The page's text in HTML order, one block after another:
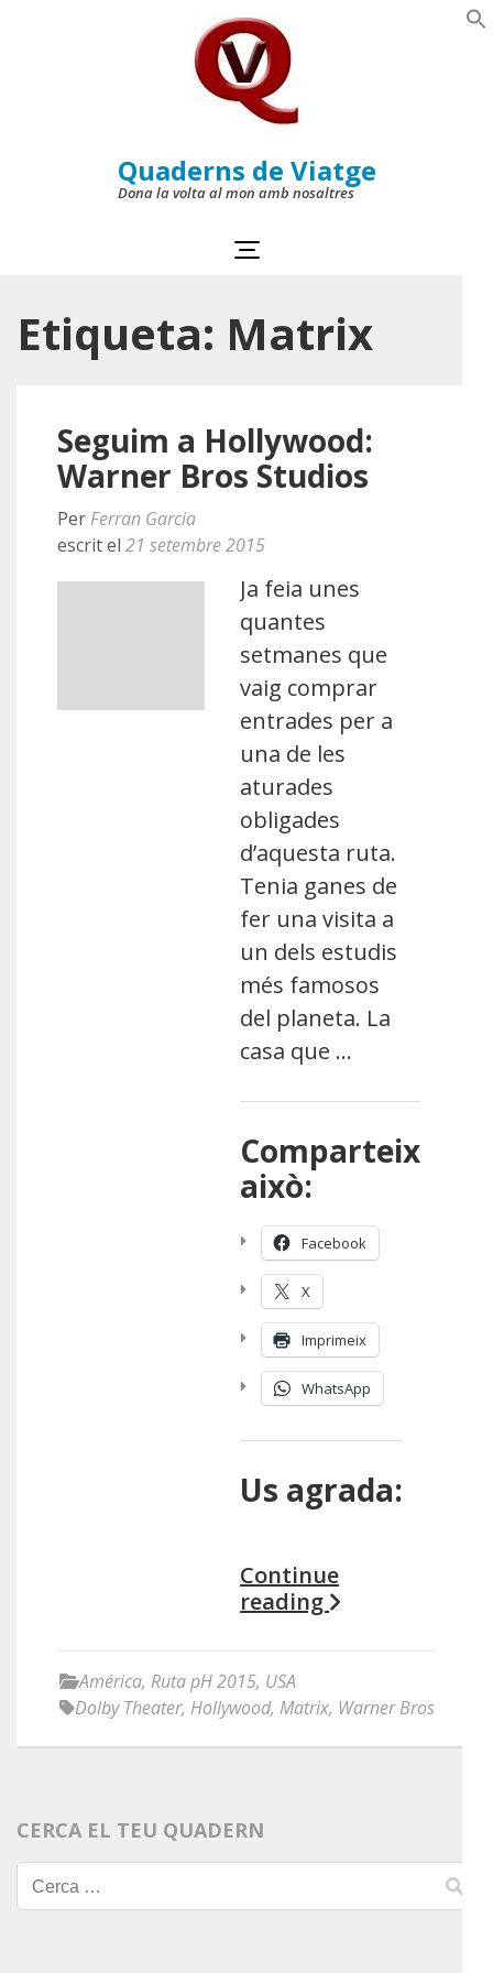
Quaderns de Viatge
Dona la volta al mon amb nosaltres
Etiqueta: Matrix
Seguim a Hollywood:
Warner Bros Studios
Per Ferran Garcia
escrit el 21 setembre 2015
Ja feia unes
quantes
setmanes que
vaig comprar
entrades per a
una de les
aturades
obligades
d’aquesta ruta.
Tenia ganes de
fer una visita a
un dels estudis
més famosos
del planeta. La
casa que …
Comparteix
això:
Facebook
X
Imprimeix
WhatsApp
Us agrada:
Continue
reading
América, Ruta pH 2015, USA
Dolby Theater, Hollywood, Matrix, Warner Bros
CERCA EL TEU QUADERN
Cerca: